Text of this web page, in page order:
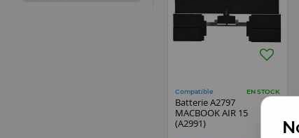
Compatible EN STOCK
Batterie A2797
MACBOOK AIR 15
(A2991)